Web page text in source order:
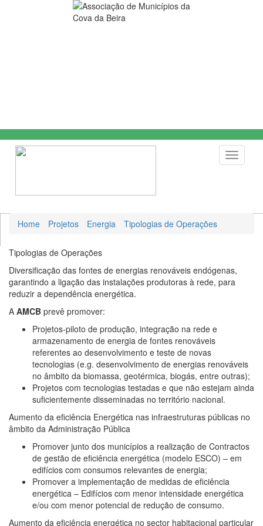
Toggle
Home Projetos Energia Tipologias de Operações
Tipologias de Operações
Diversificação das fontes de energias renováveis endógenas,
garantindo a ligação das instalações produtoras à rede, para
reduzir a dependência energética.
A AMCB prevê promover:
Projetos-piloto de produção, integração na rede e
armazenamento de energia de fontes renováveis
referentes ao desenvolvimento e teste de novas
tecnologias (e.g. desenvolvimento de energias renováveis
no âmbito da biomassa, geotérmica, biogás, entre outras);
Projetos com tecnologias testadas e que não estejam ainda
suficientemente disseminadas no território nacional.
Aumento da eficiência Energética nas infraestruturas públicas no
âmbito da Administração Pública
Promover junto dos municípios a realização de Contractos
de gestão de eficiência energética (modelo ESCO) – em
edifícios com consumos relevantes de energia;
Promover a implementação de medidas de eficiência
energética – Edifícios com menor intensidade energética
e/ou com menor potencial de redução de consumo.
Aumento da eficiência energética no sector habitacional particular